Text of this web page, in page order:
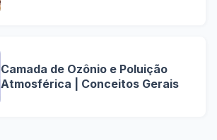
Camada de Ozônio e Poluição
Atmosférica | Conceitos Gerais